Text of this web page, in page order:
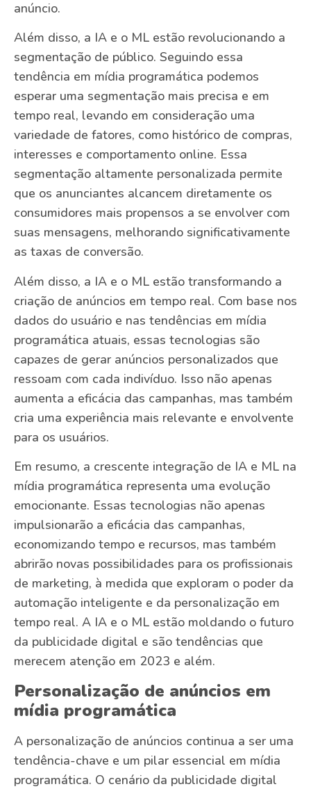
anúncio.
Além disso, a IA e o ML estão revolucionando a
segmentação de público. Seguindo essa
tendência em mídia programática podemos
esperar uma segmentação mais precisa e em
tempo real, levando em consideração uma
variedade de fatores, como histórico de compras,
interesses e comportamento online. Essa
segmentação altamente personalizada permite
que os anunciantes alcancem diretamente os
consumidores mais propensos a se envolver com
suas mensagens, melhorando significativamente
as taxas de conversão.
Além disso, a IA e o ML estão transformando a
criação de anúncios em tempo real. Com base nos
dados do usuário e nas tendências em mídia
programática atuais, essas tecnologias são
capazes de gerar anúncios personalizados que
ressoam com cada indivíduo. Isso não apenas
aumenta a eficácia das campanhas, mas também
cria uma experiência mais relevante e envolvente
para os usuários.
Em resumo, a crescente integração de IA e ML na
mídia programática representa uma evolução
emocionante. Essas tecnologias não apenas
impulsionarão a eficácia das campanhas,
economizando tempo e recursos, mas também
abrirão novas possibilidades para os profissionais
de marketing, à medida que exploram o poder da
automação inteligente e da personalização em
tempo real. A IA e o ML estão moldando o futuro
da publicidade digital e são tendências que
merecem atenção em 2023 e além.
Personalização de anúncios em
mídia programática
A personalização de anúncios continua a ser uma
tendência-chave e um pilar essencial em mídia
programática. O cenário da publicidade digital